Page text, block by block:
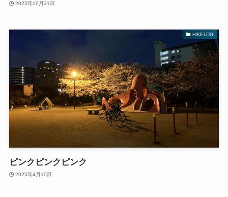
2025年10月31日
HIKELOG
ピンクピンクピンク
2025年4月10日